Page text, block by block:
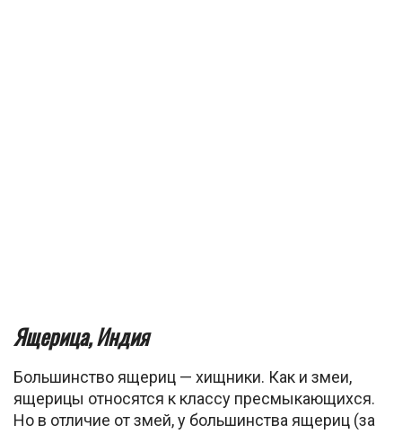
Ящерица, Индия
Большинство ящериц — хищники. Как и змеи,
ящерицы относятся к классу пресмыкающихся.
Но в отличие от змей, у большинства ящериц (за